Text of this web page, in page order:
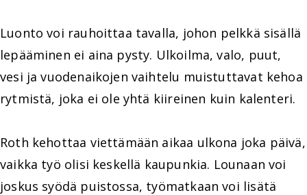
Luonto voi rauhoittaa tavalla, johon pelkkä sisällä
lepääminen ei aina pysty. Ulkoilma, valo, puut,
vesi ja vuodenaikojen vaihtelu muistuttavat kehoa
rytmistä, joka ei ole yhtä kiireinen kuin kalenteri.
Roth kehottaa viettämään aikaa ulkona joka päivä,
vaikka työ olisi keskellä kaupunkia. Lounaan voi
joskus syödä puistossa, työmatkaan voi lisätä